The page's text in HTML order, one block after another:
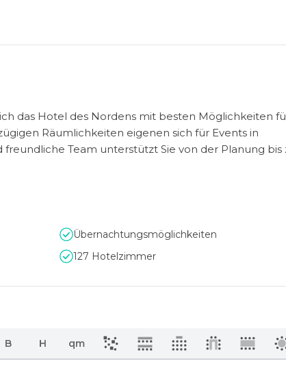
das Hotel des Nordens mit besten Möglichkeiten
Räumlichkeiten eigenen sich für Events in
Team unterstützt Sie von der Planung bis
Übernachtungsmöglichkeiten
127 Hotelzimmer
B H qm